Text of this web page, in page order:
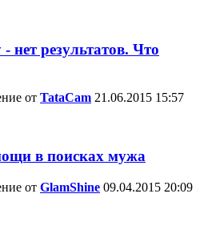
нет результатов. Что
от TataCam 21.06.2015 15:57
в поисках мужа
от GlamShine 09.04.2015 20:09